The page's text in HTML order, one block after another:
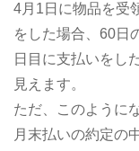
4月1日に物品を受
をした場合、60日
日目に支払いをし
見えます。
ただ、このように
月末払いの約定の